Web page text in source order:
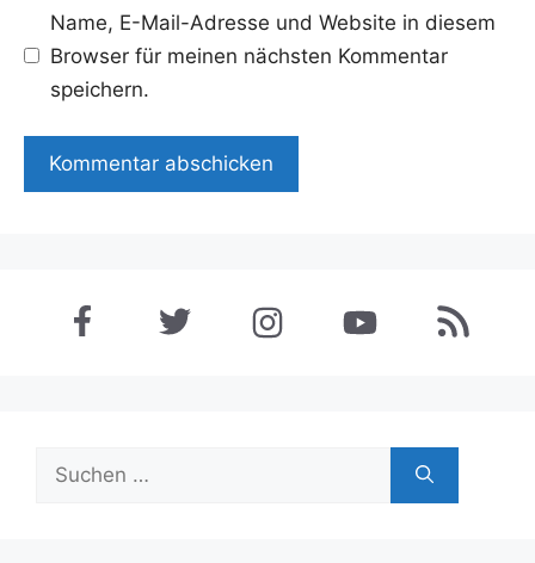
Name, E-Mail-Adresse und Website in diesem
Browser für meinen nächsten Kommentar
speichern.
Suchen